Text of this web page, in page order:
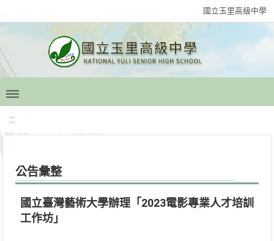
國立玉里高級中學
:::
公告彙整
國立臺灣藝術大學辦理「2023電影專業人才培訓
工作坊」